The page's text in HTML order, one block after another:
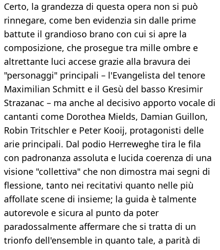
Certo, la grandezza di questa opera non si può
rinnegare, come ben evidenzia sin dalle prime
battute il grandioso brano con cui si apre la
composizione, che prosegue tra mille ombre e
altrettante luci accese grazie alla bravura dei
"personaggi" principali – l'Evangelista del tenore
Maximilian Schmitt e il Gesù del basso Kresimir
Strazanac – ma anche al decisivo apporto vocale di
cantanti come Dorothea Mields, Damian Guillon,
Robin Tritschler e Peter Kooij, protagonisti delle
arie principali. Dal podio Herreweghe tira le fila
con padronanza assoluta e lucida coerenza di una
visione "collettiva" che non dimostra mai segni di
flessione, tanto nei recitativi quanto nelle più
affollate scene di insieme; la guida è talmente
autorevole e sicura al punto da poter
paradossalmente affermare che si tratta di un
trionfo dell'ensemble in quanto tale, a parità di